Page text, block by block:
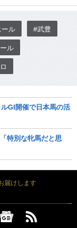
ール #武豊
ル
GI開催で日本馬の活
特別な牝馬だと思
届けします